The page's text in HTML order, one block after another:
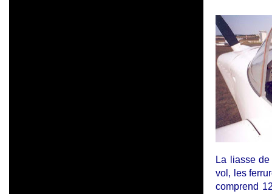
La liasse
vol, les
comprend